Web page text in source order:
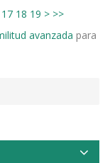
17 18 19 > >>
avanzada para